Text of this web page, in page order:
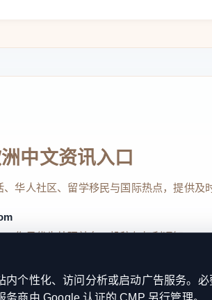
中文资讯入口
华人社区、留学移民与国际热点，提供
作日优先处理站务、投稿与权利通知
内个性化、访问分析或启动广告服务。
商由 Google 认证的 CMP 另行管理。